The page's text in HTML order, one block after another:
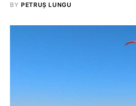
BY PETRUȘ LUNGU